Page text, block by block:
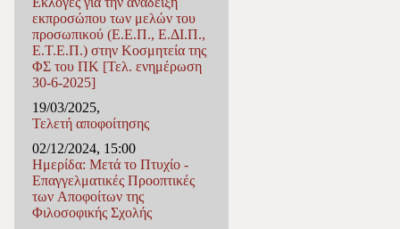
εκπροσώπου των μελών του
προσωπικού (Ε.Ε.Π., Ε.ΔΙ.Π.,
Ε.Τ.Ε.Π.) στην Κοσμητεία της
ΦΣ του ΠΚ [Τελ. ενημέρωση
30-6-2025]
19/03/2025,
Τελετή αποφοίτησης
02/12/2024, 15:00
Ημερίδα: Μετά το Πτυχίο -
Επαγγελματικές Προοπτικές
των Αποφοίτων της
Φιλοσοφικής Σχολής